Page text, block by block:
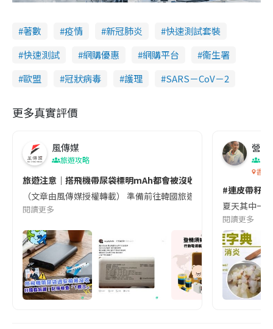
著數 疫情 新冠肺炎
快速測試套裝
快速測試
網購優惠 網購平台
衞生署
歐盟
冠狀病毒 護理 SARS－CoV－2
更多真實評價
風傳媒
旅遊攻略
旅遊注意｜搭飛機帶尿袋標明mAh都會被沒收😱出發前切記檢查
（文章由風傳媒授權轉載） 準備前往韓國旅遊的民眾，近期要
閱讀更多
營養
香港
#連皮帶籽
夏天其中一
閱讀更多